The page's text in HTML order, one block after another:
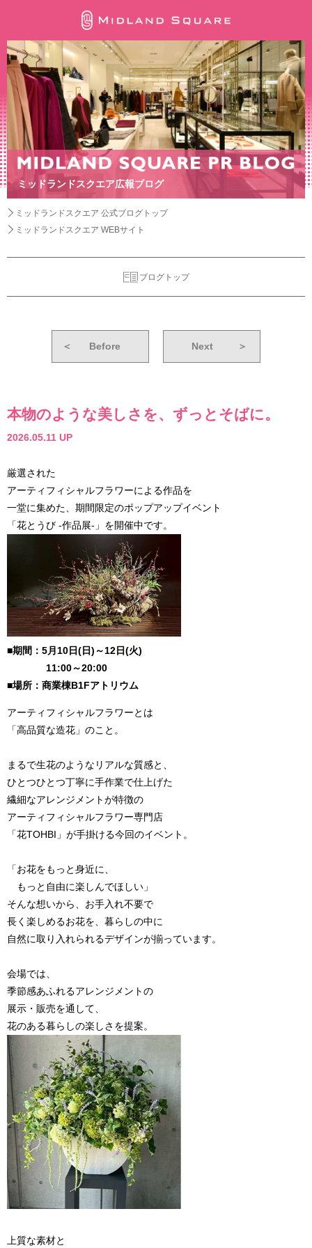
ミッドランドスクエア広報ブログ
ミッドランドスクエア 公式ブログトップ
ミッドランドスクエア WEBサイト
ブログトップ
＜ Before Next ＞
本物のような美しさを、ずっとそばに。
2026.05.11 UP
厳選された
アーティフィシャルフラワーによる作品を
一堂に集めた、期間限定のポップアップイベント
「花とうび -作品展-」を開催中です。
■期間：5月10日(日)～12日(火)
11:00～20:00
■場所：商業棟B1Fアトリウム
アーティフィシャルフラワーとは
「高品質な造花」のこと。
まるで生花のようなリアルな質感と、
ひとつひとつ丁寧に手作業で仕上げた
繊細なアレンジメントが特徴の
アーティフィシャルフラワー専門店
「花TOHBI」が手掛ける今回のイベント。
「お花をもっと身近に、
もっと自由に楽しんでほしい」
そんな想いから、お手入れ不要で
長く楽しめるお花を、暮らしの中に
自然に取り入れられるデザインが揃っています。
会場では、
季節感あふれるアレンジメントの
展示・販売を通して、
花のある暮らしの楽しさを提案。
上質な素材と